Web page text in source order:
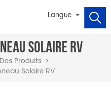
Langue
SOLAIRE RV
Des Produits
Solaire RV